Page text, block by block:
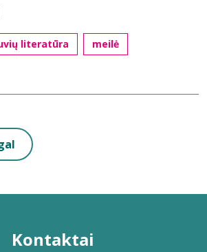
literatūra meilė
Kontaktai